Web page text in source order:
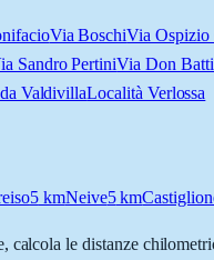
Via BoschiVia Ospizio
Sandro PertiniVia Don
ValdivillaLocalità Verlossa
5kmNeive5km
calcola le distanze